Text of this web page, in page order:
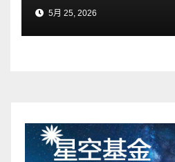
5月 25, 2026